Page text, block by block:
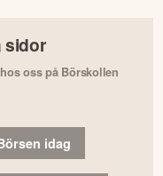
sidor
oss på Börskollen
idag